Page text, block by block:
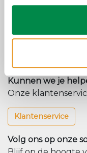
€3.297,60
Kunnen we je
Onze
Klantenservice
Volg ons op onze